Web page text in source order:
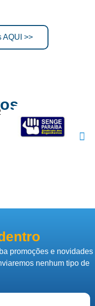
AQUI >>
promoções e novidades
nenhum tipo de